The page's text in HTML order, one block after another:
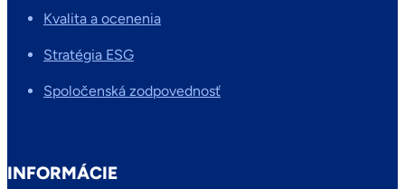
Kvalita a ocenenia
Stratégia ESG
Spoločenská zodpovednosť
INFORMÁCIE